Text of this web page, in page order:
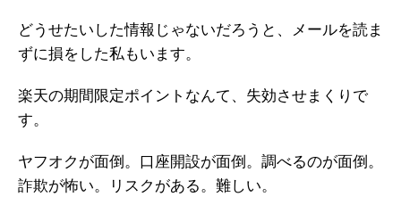
どうせたいした情報じゃないだろうと、メールを読ま
ずに損をした私もいます。
楽天の期間限定ポイントなんて、失効させまくりで
す。
ヤフオクが面倒。口座開設が面倒。調べるのが面倒。
詐欺が怖い。リスクがある。難しい。